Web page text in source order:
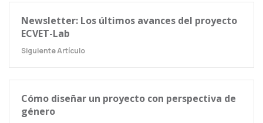
Newsletter: Los últimos avances del proyecto
ECVET-Lab
Siguiente Artículo
Cómo diseñar un proyecto con perspectiva de
género